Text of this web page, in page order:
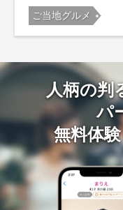
ご当地グルメ
人柄の判
パ
無料体